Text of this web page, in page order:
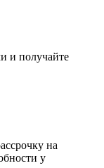
и получайте
на
у